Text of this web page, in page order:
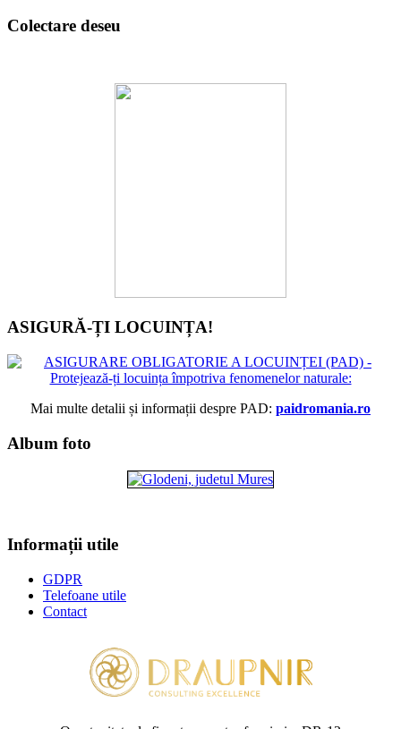
Colectare deseu
ASIGURĂ-ȚI LOCUINȚA!
Mai multe detalii și informații despre PAD: paidromania.ro
Album foto
Informații utile
GDPR
Telefoane utile
Contact